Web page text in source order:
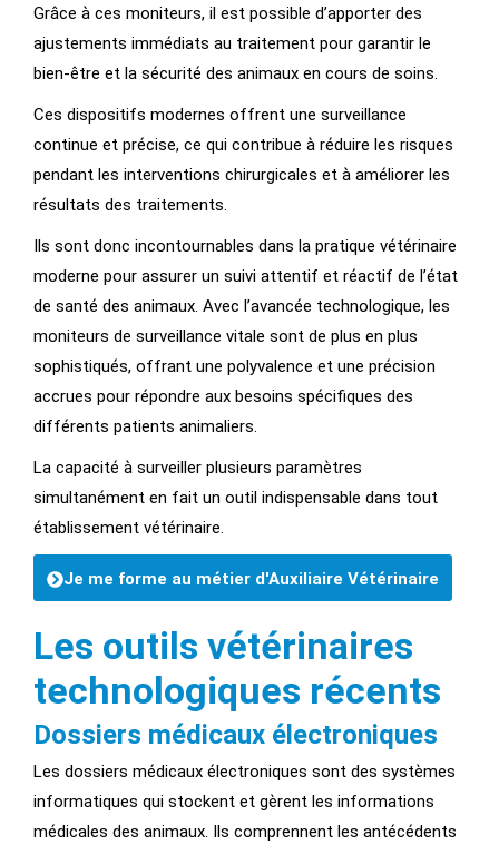
Grâce à ces moniteurs, il est possible d’apporter des
ajustements immédiats au traitement pour garantir le
bien-être et la sécurité des animaux en cours de soins.
Ces dispositifs modernes offrent une surveillance
continue et précise, ce qui contribue à réduire les risques
pendant les interventions chirurgicales et à améliorer les
résultats des traitements.
Ils sont donc incontournables dans la pratique vétérinaire
moderne pour assurer un suivi attentif et réactif de l’état
de santé des animaux. Avec l’avancée technologique, les
moniteurs de surveillance vitale sont de plus en plus
sophistiqués, offrant une polyvalence et une précision
accrues pour répondre aux besoins spécifiques des
différents patients animaliers.
La capacité à surveiller plusieurs paramètres
simultanément en fait un outil indispensable dans tout
établissement vétérinaire.
Je me forme au métier d'Auxiliaire Vétérinaire
Les outils vétérinaires
technologiques récents
Dossiers médicaux électroniques
Les dossiers médicaux électroniques sont des systèmes
informatiques qui stockent et gèrent les informations
médicales des animaux. Ils comprennent les antécédents